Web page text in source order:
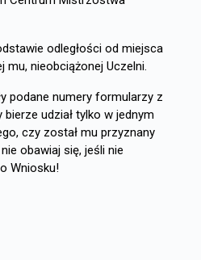
odległości od miejsca
mu, nieobciążonej Uczelni.
podane numery formularzy z
udział tylko w jednym
czy został mu przyznany
obawiaj się, jeśli nie
Wniosku!